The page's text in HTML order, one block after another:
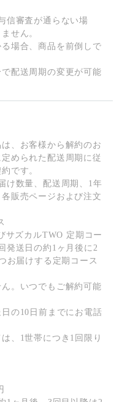
信審査が通らない場
せん。
場合、商品を前倒しで
配送周期の変更が可能
、お客様から解約のお
められた配送周期に従
です。
け数量、配送周期、1年
販売ページおよび注文
サズカルTWO 定期コー
発送日の約1ヶ月後に2
お届けする定期コース
。いつでもご解約可能
の10日前までにお電話
、1世帯につき1回限り